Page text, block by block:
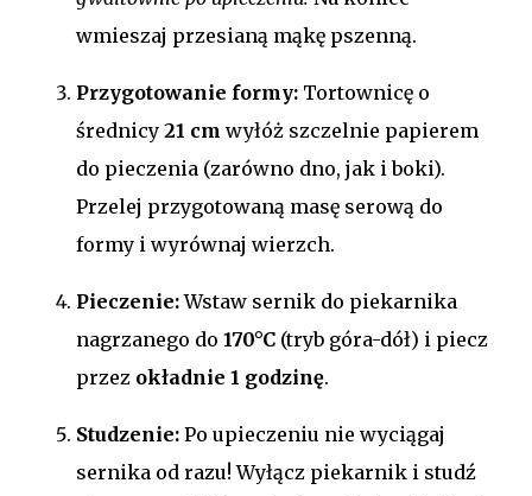
wmieszaj przesianą mąkę pszenną.
Przygotowanie formy: Tortownicę o
średnicy 21 cm wyłóż szczelnie papierem
do pieczenia (zarówno dno, jak i boki).
Przelej przygotowaną masę serową do
formy i wyrównaj wierzch.
Pieczenie:Wstaw sernik do piekarnika
nagrzanego do 170°C (tryb góra-dół) i piecz
przez okładnie 1 godzinę.
Studzenie: Po upieczeniu nie wyciągaj
sernika od razu! Wyłącz piekarnik i studź